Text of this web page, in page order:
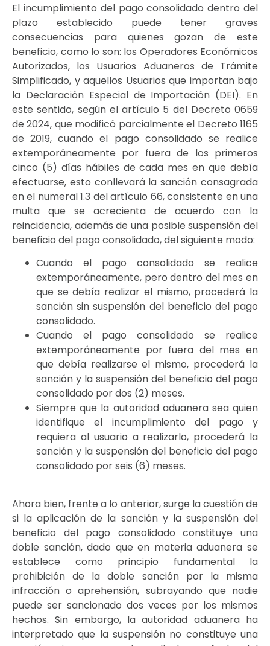
El incumplimiento del pago consolidado dentro del
plazo establecido puede tener graves
consecuencias para quienes gozan de este
beneficio, como lo son: los Operadores Económicos
Autorizados, los Usuarios Aduaneros de Trámite
Simplificado, y aquellos Usuarios que importan bajo
la Declaración Especial de Importación (DEI). En
este sentido, según el artículo 5 del Decreto 0659
de 2024, que modificó parcialmente el Decreto 1165
de 2019, cuando el pago consolidado se realice
extemporáneamente por fuera de los primeros
cinco (5) días hábiles de cada mes en que debía
efectuarse, esto conllevará la sanción consagrada
en el numeral 1.3 del artículo 66, consistente en una
multa que se acrecienta de acuerdo con la
reincidencia, además de una posible suspensión del
beneficio del pago consolidado, del siguiente modo:
Cuando el pago consolidado se realice
extemporáneamente, pero dentro del mes en
que se debía realizar el mismo, procederá la
sanción sin suspensión del beneficio del pago
consolidado.
Cuando el pago consolidado se realice
extemporáneamente por fuera del mes en
que debía realizarse el mismo, procederá la
sanción y la suspensión del beneficio del pago
consolidado por dos (2) meses.
Siempre que la autoridad aduanera sea quien
identifique el incumplimiento del pago y
requiera al usuario a realizarlo, procederá la
sanción y la suspensión del beneficio del pago
consolidado por seis (6) meses.
Ahora bien, frente a lo anterior, surge la cuestión de
si la aplicación de la sanción y la suspensión del
beneficio del pago consolidado constituye una
doble sanción, dado que en materia aduanera se
establece como principio fundamental la
prohibición de la doble sanción por la misma
infracción o aprehensión, subrayando que nadie
puede ser sancionado dos veces por los mismos
hechos. Sin embargo, la autoridad aduanera ha
interpretado que la suspensión no constituye una